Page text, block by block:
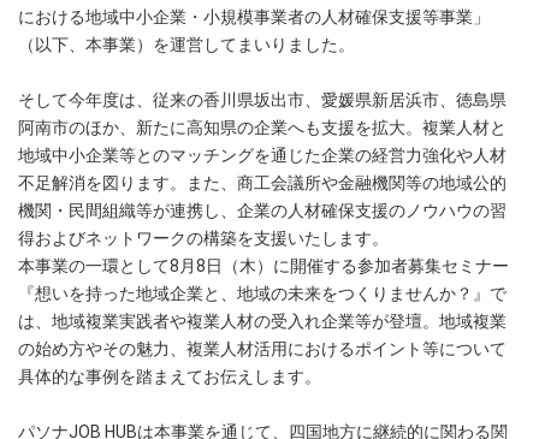
における地域中小企業・小規模事業者の人材確保支援等事業」
（以下、本事業）を運営してまいりました。
そして今年度は、従来の香川県坂出市、愛媛県新居浜市、徳島県
阿南市のほか、新たに高知県の企業へも支援を拡大。複業人材と
地域中小企業等とのマッチングを通じた企業の経営力強化や人材
不足解消を図ります。また、商工会議所や金融機関等の地域公的
機関・民間組織等が連携し、企業の人材確保支援のノウハウの習
得およびネットワークの構築を支援いたします。
本事業の一環として8月8日（木）に開催する参加者募集セミナー
『想いを持った地域企業と、地域の未来をつくりませんか？』で
は、地域複業実践者や複業人材の受入れ企業等が登壇。地域複業
の始め方やその魅力、複業人材活用におけるポイント等について
具体的な事例を踏まえてお伝えします。
パソナJOB HUBは本事業を通じて、四国地方に継続的に関わる関